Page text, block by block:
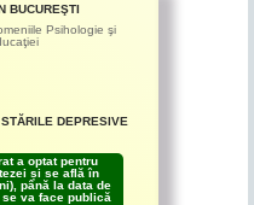
BUCUREŞTI
Psihologie şi
DEPRESIVE
a optat pentru
și se află în
până la data de
va face publică